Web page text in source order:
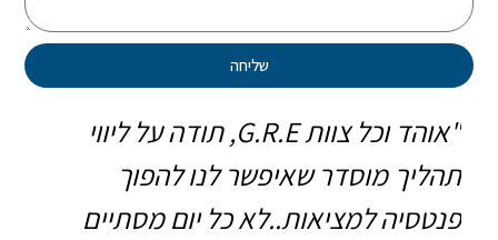
שליחה
"אוהד וכל צוות G.R.E, תודה על ליווי
תהליך מוסדר שאיפשר לנו להפוך
פנטסיה למציאות..לא כל יום מסתיים